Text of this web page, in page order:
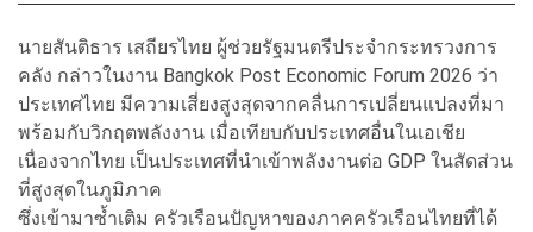
นายสันติธาร เสถียรไทย ผู้ช่วยรัฐมนตรีประจำกระทรวงการ
คลัง กล่าวในงาน Bangkok Post Economic Forum 2026 ว่า
ประเทศไทย มีความเสี่ยงสูงสุดจากคลื่นการเปลี่ยนแปลงที่มา
พร้อมกับวิกฤตพลังงาน เมื่อเทียบกับประเทศอื่นในเอเชีย
เนื่องจากไทย เป็นประเทศที่นำเข้าพลังงานต่อ GDP ในสัดส่วน
ที่สูงสุดในภูมิภาค
ซึ่งเข้ามาซ้ำเติม ครัวเรือนปัญหาของภาคครัวเรือนไทยที่ได้